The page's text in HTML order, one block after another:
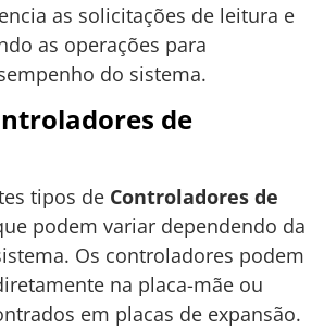
as solicitações de leitura e
as operações para
do sistema.
de
tipos de Controladores de
podem variar dependendo da
Os controladores podem
na placa-mãe ou
em placas de expansão.